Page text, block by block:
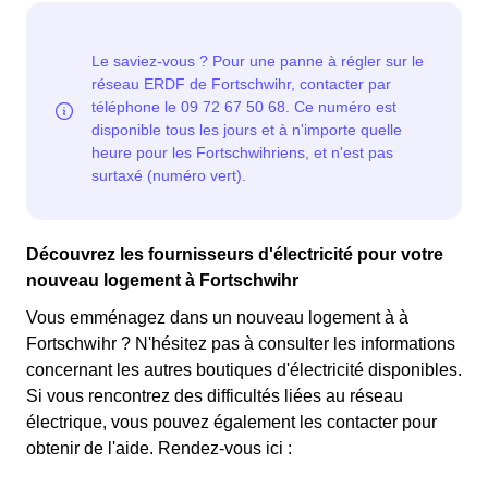
Fortschwihriens éligibles. 💡🏠
de 20% par rapport au tarif normal en à Fortschwihr. ⚡💸
Découvrez les fournisseurs d'électricité pour votre
nouveau logement à Fortschwihr
Vous emménagez dans un nouveau logement à à
Fortschwihr ? N'hésitez pas à consulter les informations
concernant les autres boutiques d'électricité disponibles.
Si vous rencontrez des difficultés liées au réseau
électrique, vous pouvez également les contacter pour
obtenir de l'aide. Rendez-vous ici :